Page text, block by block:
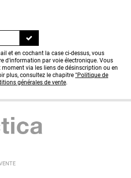
et en cochant la case ci-dessus, vous
d'information par voie électronique. Vous
via les liens de désinscription ou en
plus, consultez le chapitre "Politique de
générales de vente.